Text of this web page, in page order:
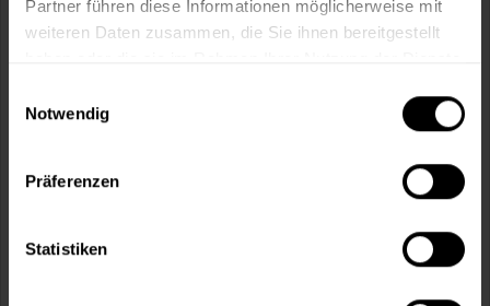
Partner führen diese Informationen möglicherweise mit
weiteren Daten zusammen, die Sie ihnen bereitgestellt
Notwendig
Präferenzen
Statistiken
Cetol Wetterschutzfarbe Extra (RAL 6005
Elastischer, deckender Holzschutz im Eintopf-System für